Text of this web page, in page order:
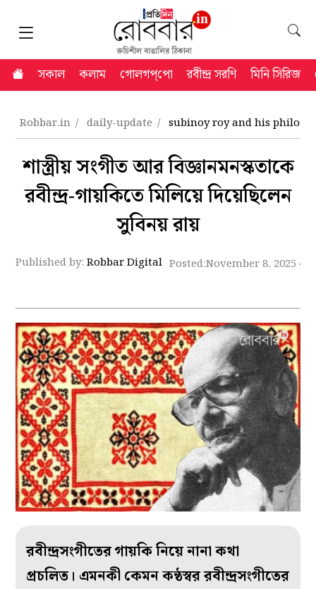
সকাল কলাম গোলগপ্‌পো রবীন্দ্র সরণি মিনি সিরিজ
Robbar.in daily-update subinoy roy and his
শাস্ত্রীয় সংগীত আর বিজ্ঞানমনস্কতাকে
রবীন্দ্র-গায়কিতে মিলিয়ে দিয়েছিলেন
সুবিনয় রায়
Published by:Robbar Digital Posted:November 8, 2025
রবীন্দ্রসংগীতের গায়কি নিয়ে নানা কথা
প্রচলিত। এমনকী কেমন কন্ঠস্বর রবীন্দ্রসংগীতের